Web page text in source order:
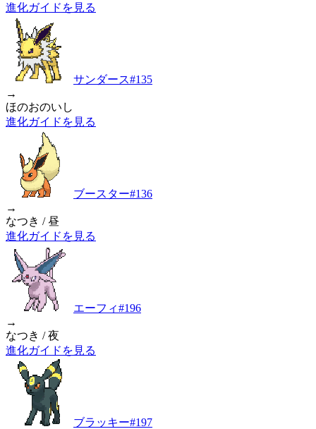
進化ガイドを見る
サンダース#135
→
ほのおのいし
進化ガイドを見る
ブースター#136
→
なつき / 昼
進化ガイドを見る
エーフィ#196
→
なつき / 夜
進化ガイドを見る
ブラッキー#197